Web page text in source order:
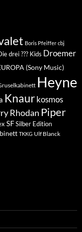
Boris Pfeiffer cbj
drei ??? Kids Droemer
(Sony Music)
Heyne
Knaur kosmos
Rhodan Piper
SFSilber Edition
TKKG Ulf Blanck